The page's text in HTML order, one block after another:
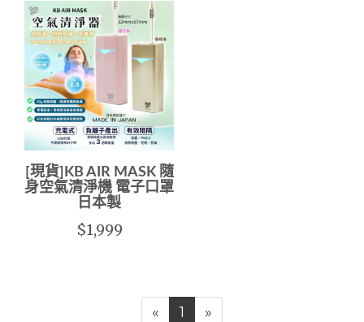
[現貨]KB AIR MASK 隨
身空氣清淨機 電子口罩
日本製
$1,999
« 1 »